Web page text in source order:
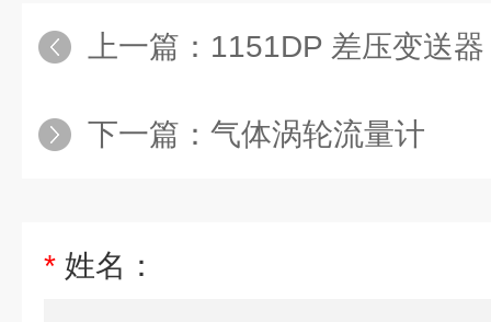
上一篇： 1151DP 差压变送器
下一篇： 气体涡轮流量计
* 姓名：